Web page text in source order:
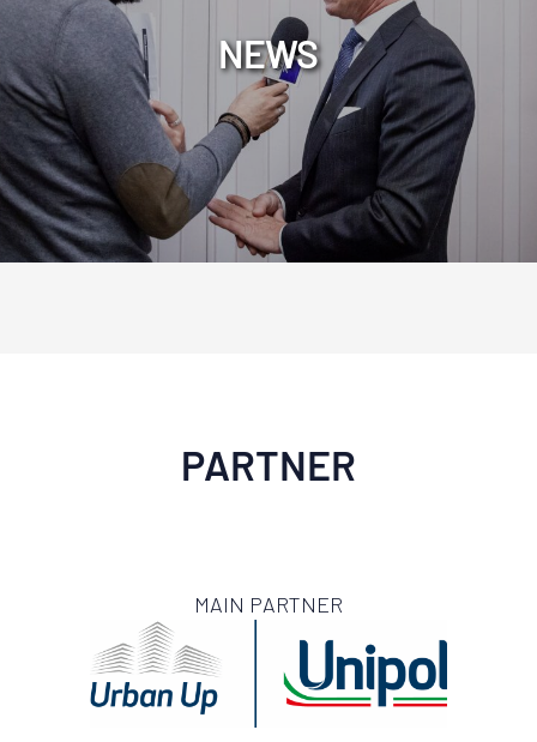
NEWS
PARTNER
MAIN PARTNER